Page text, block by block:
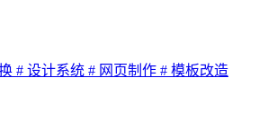
# 设计系统 # 网页制作 # 模板改造